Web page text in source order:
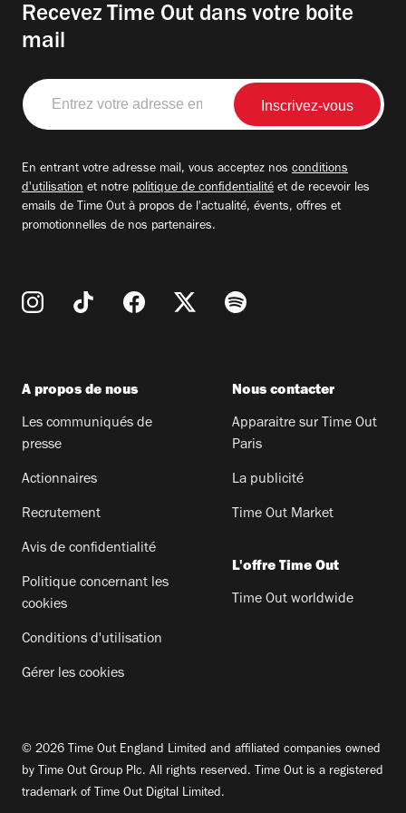
Recevez Time Out dans votre boite
mail
Entrez
votre
adresse
En entrant votre adresse mail, vous acceptez nos conditions
d'utilisation et notre politique de confidentialité et de recevoir les
emails de Time Out à propos de l'actualité, évents, offres et
promotionnelles de nos partenaires.
A propos de nous
Les communiqués de
presse
Actionnaires
Recrutement
Avis de confidentialité
Politique concernant les
cookies
Conditions d'utilisation
Gérer les cookies
Nous contacter
Apparaitre sur Time Out
Paris
La publicité
Time Out Market
L'offre Time Out
Time Out worldwide
© 2026 Time Out England Limited and affiliated companies owned
by Time Out Group Plc. All rights reserved. Time Out is a registered
trademark of Time Out Digital Limited.